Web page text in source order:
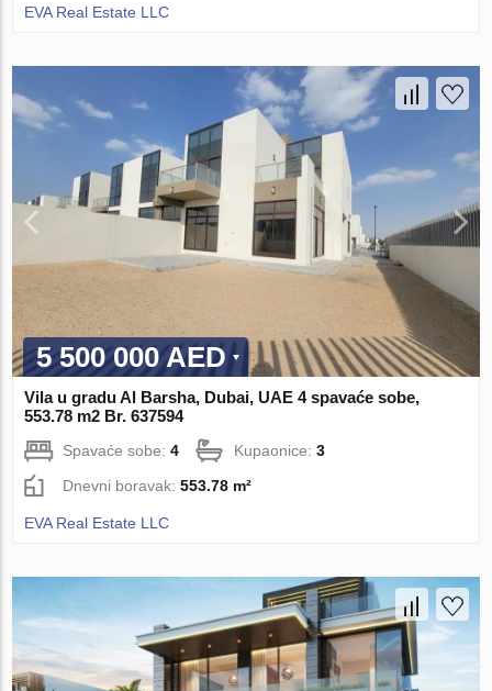
EVA Real Estate LLC
5 500 000 AED
Vila u gradu Al Barsha, Dubai, UAE 4 spavaće sobe,
553.78 m2 Br. 637594
Spavaće sobe:4 Kupaonice:3
Dnevni boravak:553.78 m²
EVA Real Estate LLC